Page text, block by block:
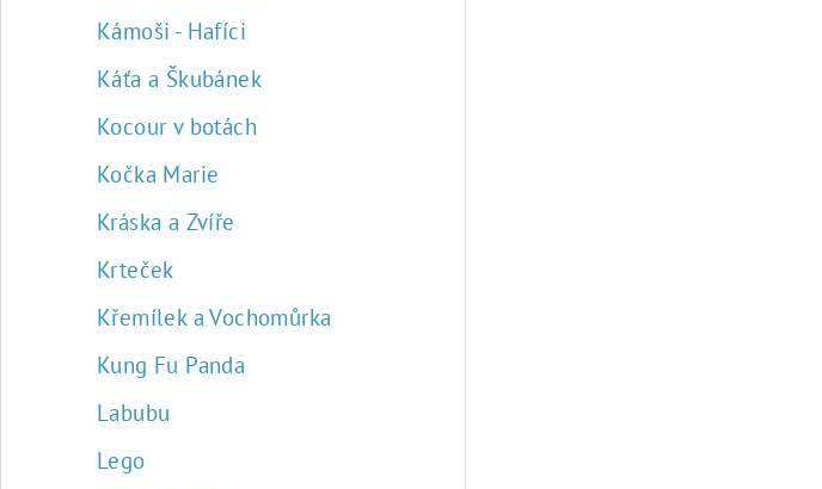
Kámoši - Hafíci
Káťa a Škubánek
Kocour v botách
Kočka Marie
Kráska a Zvíře
Krteček
Křemílek a Vochomůrka
Kung Fu Panda
Labubu
Lego